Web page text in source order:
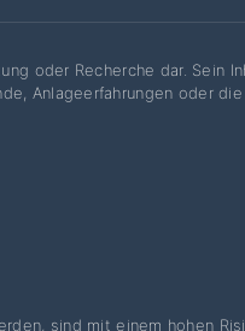
oder Recherche dar. Sein
Anlageerfahrungen oder
sind mit einem hohen